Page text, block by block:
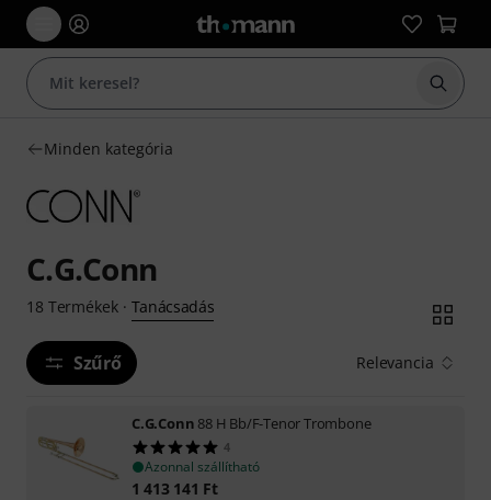
Minden kategória
C.G.Conn
18 Termékek· Tanácsadás
Szűrő Relevancia
C.G.Conn 88 H Bb/F-Tenor Trombone
4
Azonnal szállítható
1 413 141 Ft